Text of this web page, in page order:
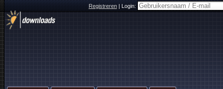
Registreren|Login: